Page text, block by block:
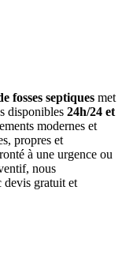
fosses septiques met
disponibles 24h/24 et
modernes et
propres et
à une urgence ou
nous
devis gratuit et